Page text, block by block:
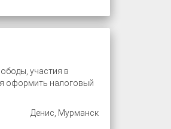
участия в
оформить налоговый
Денис, Мурманск